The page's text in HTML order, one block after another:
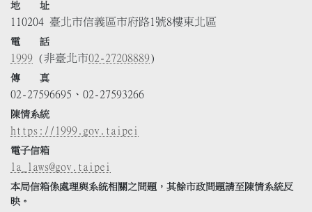
地 址
110204 臺北市信義區市府路1號8樓東北區
電 話
1999 (非臺北市02-27208889)
傳 真
02-27596695、02-27593266
陳情系統
https://1999.gov.taipei
電子信箱
la_laws@gov.taipei
本局信箱係處理與系統相關之問題，其餘市政問題請至陳情系統反
映。